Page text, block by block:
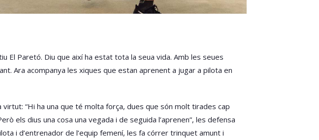
Paretó. Diu que així ha estat tota la seua vida. Amb les seues
Ara acompanya les xiques que estan aprenent a jugar a pilota en
“Hi ha una que té molta força, dues que són molt tirades cap
els dius una cosa una vegada i de seguida l’aprenen”, les defensa
i d’entrenador de l’equip femení, les fa córrer trinquet amunt i